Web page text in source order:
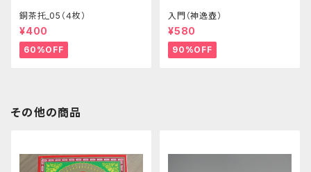
銅茶托_05（４枚）
¥400
60%OFF
入門（神逸壺）
¥580
90%OFF
その他の商品